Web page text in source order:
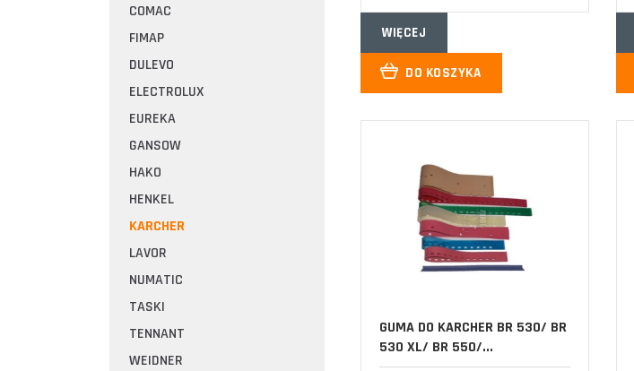
COMAC
FIMAP
DULEVO
ELECTROLUX
EUREKA
GANSOW
HAKO
HENKEL
KARCHER
LAVOR
NUMATIC
TASKI
TENNANT
WEIDNER
WIĘCEJ
DO KOSZYKA
GUMA DO KARCHER BR 530/ BR
530 XL/ BR 550/...